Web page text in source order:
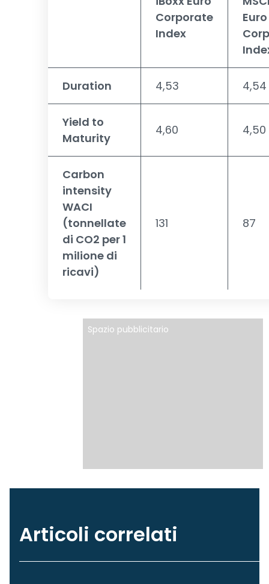
Corporate
Index
Euro
Duration 4,53 4,54
Yield to
Maturity
4,60 4,50
Carbon
intensity
WACI
(tonnellate
di CO2 per 1
milione di
ricavi)
131 87
Spazio pubblicitario
Articoli correlati